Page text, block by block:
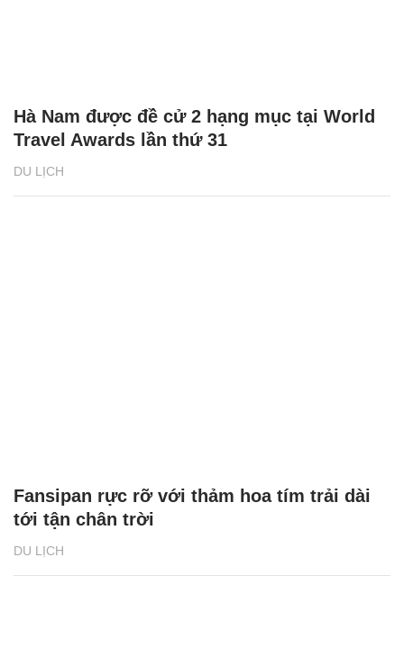
DU LỊCH
Hà Nam được đề cử 2 hạng mục tại World
Travel Awards lần thứ 31
DU LỊCH
Fansipan rực rỡ với thảm hoa tím trải dài
tới tận chân trời